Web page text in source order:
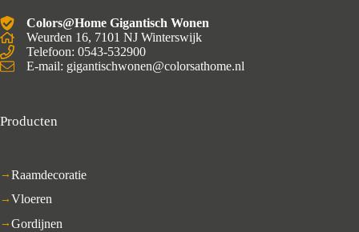
Colors@Home Gigantisch Wonen
Weurden 16, 7101 NJ Winterswijk
Telefoon: 0543-532900
E-mail: gigantischwonen@colorsathome.nl
Producten
Raamdecoratie
Vloeren
Gordijnen